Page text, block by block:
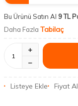
Bu Ürünü Satın Al 9 TL
Daha Fazla Tabilaç
Listeye Ekle Fiyat